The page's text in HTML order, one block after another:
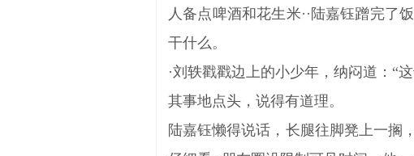
人备点啤酒和花生米··陆嘉钰蹭完了
干什么。
·刘轶戳戳边上的小少年，纳闷道：“
其事地点头，说得有道理。
陆嘉钰懒得说话，长腿往脚凳上一搁